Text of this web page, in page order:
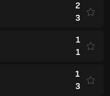
2
3
1
1
1
3